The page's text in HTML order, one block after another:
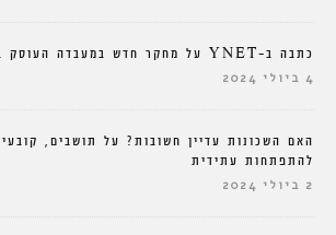
כתבה ב-YNET על מחקר חדש במעבדה העוסק בהצללה בעיר
4 ביולי 2024
האם השכונות עדיין חשובות? על תושבים, קובעי
להתפתחות עתידית
2 ביולי 2024